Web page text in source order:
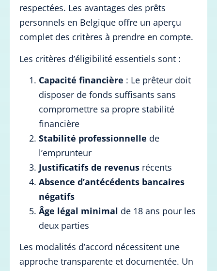
respectées. Les avantages des prêts
personnels en Belgique offre un aperçu
complet des critères à prendre en compte.
Les critères d’éligibilité essentiels sont :
Capacité financière : Le prêteur doit
disposer de fonds suffisants sans
compromettre sa propre stabilité
financière
Stabilité professionnelle de
l’emprunteur
Justificatifs de revenus récents
Absence d’antécédents bancaires
négatifs
Âge légal minimal de 18 ans pour les
deux parties
Les modalités d’accord nécessitent une
approche transparente et documentée. Un